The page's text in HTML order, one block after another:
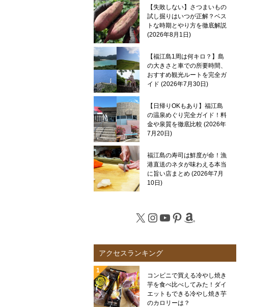
【失敗しない】さつまいもの
試し掘りはいつが正解？ベス
トな時期とやり方を徹底解説
2026年8月1日
【福江島1周は何キロ？】島
の大きさと車での所要時間、
おすすめ観光ルートを完全ガ
イド 2026年7月30日
【日帰りOKもあり】福江島
の温泉めぐり完全ガイド！料
金や泉質を徹底比較 2026年
7月20日
福江島の寿司は鮮度が命！漁
港直送のネタが味わえる本当
に旨い店まとめ 2026年7月
10日
X Instagram
YouTube
Pinterest
Amazon
アクセスランキング
コンビニで買える冷やし焼き
芋を食べ比べしてみた！ダイ
エットもできる冷やし焼き芋
のカロリーは？